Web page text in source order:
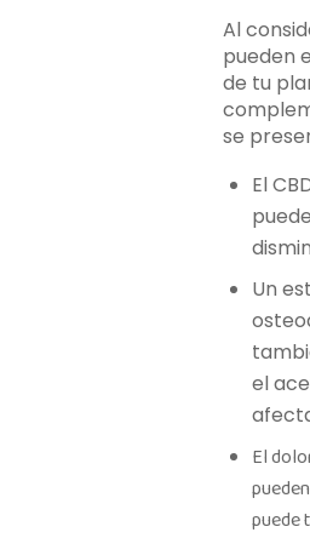
Al
pueden
de tu
se
El
Un
el
El
puede